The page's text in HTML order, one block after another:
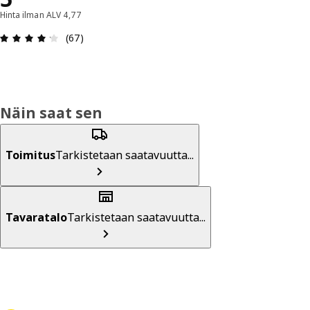
Hinta ilman ALV 4,77
: 4.2 / 5 tähteä. Arvostelut yhteensä: 67
(67)
Näin saat sen
ToimitusTarkistetaan saatavuutta...
TavarataloTarkistetaan saatavuutta...